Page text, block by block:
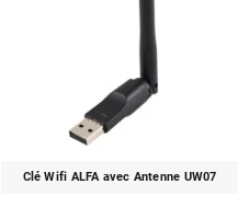
Clé Wifi ALFA avec Antenne UW07